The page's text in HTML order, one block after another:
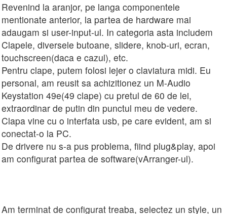
Revenind la aranjor, pe langa componentele
mentionate anterior, la partea de hardware mai
adaugam si user-input-ul. In categoria asta includem
Clapele, diversele butoane, slidere, knob-uri, ecran,
touchscreen(daca e cazul), etc.
Pentru clape, putem folosi lejer o claviatura midi. Eu
personal, am reusit sa achizitionez un M-Audio
Keystation 49e(49 clape) cu pretul de 60 de lei,
extraordinar de putin din punctul meu de vedere.
Clapa vine cu o interfata usb, pe care evident, am si
conectat-o la PC.
De drivere nu s-a pus problema, fiind plug&play, apoi
am configurat partea de software(vArranger-ul).
Am terminat de configurat treaba, selectez un style, un